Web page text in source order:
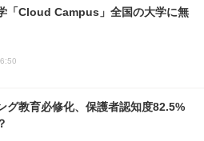
「Cloud Campus」全国の大学に無
グ教育必修化、保護者認知度82.5%